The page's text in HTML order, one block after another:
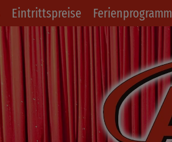
Eintrittspreise Ferienprogramm